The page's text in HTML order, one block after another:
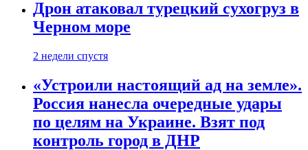
Дрон атаковал турецкий сухогруз в
Черном море
2 недели спустя
«Устроили настоящий ад на земле».
Россия нанесла очередные удары
по целям на Украине. Взят под
контроль город в ДНР